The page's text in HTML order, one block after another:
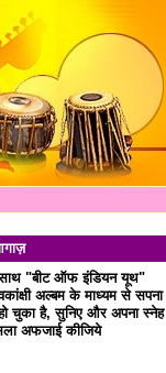
साथ "बीट ऑफ इंडियन यूथ"
अल्बम के माध्यम से सपना
चुका है, सुनिए और अपना स्नेह
अफजाई कीजिये